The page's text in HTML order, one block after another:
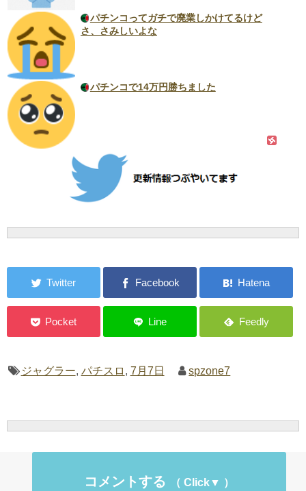
パチンコってガチで廃業しかけてるけど
さ、さみしいよな
パチンコで14万円勝ちました
ジャグラー, パチスロ , 7月7日 spzone7
コメントする